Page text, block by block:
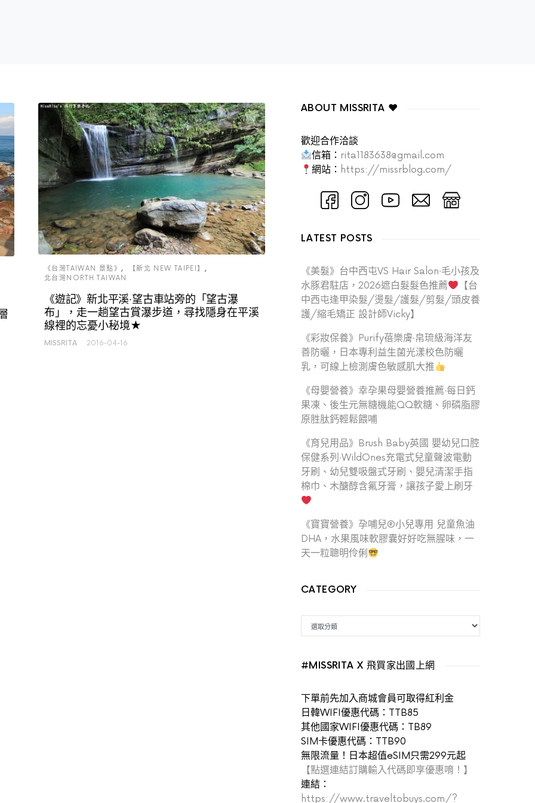
《台灣TAIWAN 景點》
【新北 NEW TAIPEI】
北台灣NORTH TAIWAN
《遊記》新北平溪‧望古車站旁的「望古瀑
布」，走一趟望古賞瀑步道，尋找隱身在平溪
線裡的忘憂小秘境★
MISSRITA 2016-04-16
ABOUT MISSRITA ♥
歡迎合作洽談
信箱： rita1183638@gmail.com
網站： https://missrblog.com/
LATEST POSTS
《美髮》台中西屯VS Hair Salon‧毛小孩及
水豚君駐店，2026遮白髮髮色推薦
【台
中西屯逢甲染髮/燙髮/護髮/剪髮/頭皮養
護/縮毛矯正 設計師Vicky】
《彩妝保養》Purify蓓樂膚‧帛琉級海洋友
善防曬，日本專利益生菌光漾校色防曬
乳，可線上檢測膚色敏感肌大推
《母嬰營養》幸孕果母嬰營養推薦‧每日鈣
果凍、後生元無糖機能QQ軟糖、卵磷脂膠
原胜肽鈣輕鬆餵哺
《育兒用品》Brush Baby英國 嬰幼兒口腔
保健系列‧WildOnes充電式兒童聲波電動
牙刷、幼兒雙吸盤式牙刷、嬰兒清潔手指
棉巾、木醣醇含氟牙膏，讓孩子愛上刷牙
《寶寶營養》孕哺兒®小兒專用 兒童魚油
DHA，水果風味軟膠囊好好吃無腥味，一
天一粒聰明伶俐
CATEGORY
#MISSRITA X 飛買家出國上網
下單前先加入商城會員可取得紅利金
日韓WIFI優惠代碼：TTB85
其他國家WIFI優惠代碼：TB89
SIM卡優惠代碼：TTB90
無限流量！日本超值eSIM只需299元起
【點選連結訂購輸入代碼即享優惠唷！】
連結：
https://www.traveltobuys.com/?